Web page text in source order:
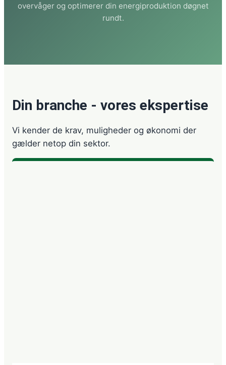
overvåger og optimerer din energiproduktion døgnet
rundt.
Din branche - vores ekspertise
Vi kender de krav, muligheder og økonomi der
gælder netop din sektor.